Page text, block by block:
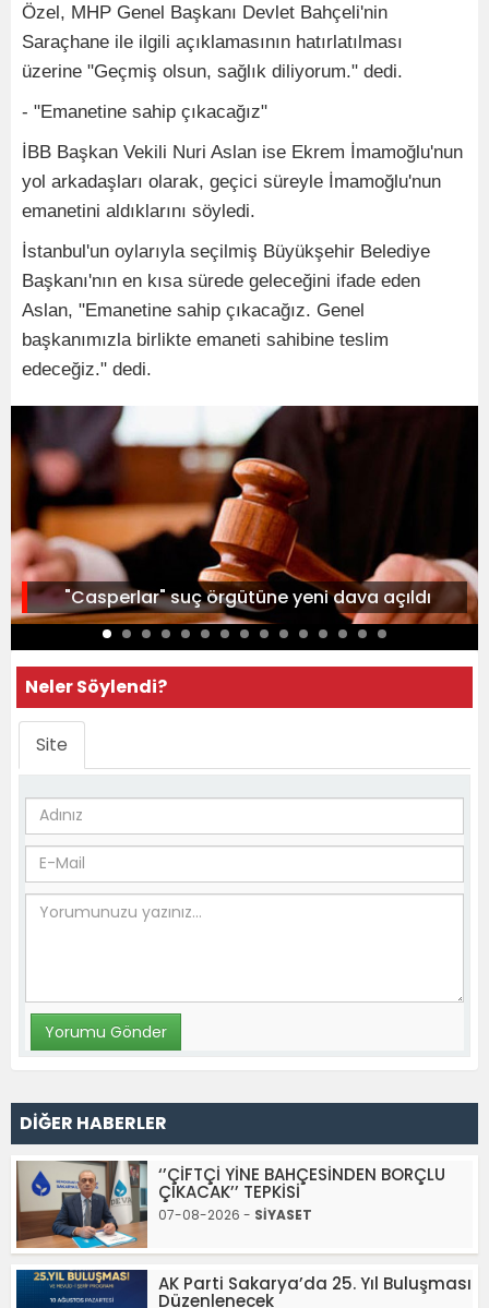
Özel, MHP Genel Başkanı Devlet Bahçeli'nin
Saraçhane ile ilgili açıklamasının hatırlatılması
üzerine "Geçmiş olsun, sağlık diliyorum." dedi.
- "Emanetine sahip çıkacağız"
İBB Başkan Vekili Nuri Aslan ise Ekrem İmamoğlu'nun
yol arkadaşları olarak, geçici süreyle İmamoğlu'nun
emanetini aldıklarını söyledi.
İstanbul'un oylarıyla seçilmiş Büyükşehir Belediye
Başkanı'nın en kısa sürede geleceğini ifade eden
Aslan, "Emanetine sahip çıkacağız. Genel
başkanımızla birlikte emaneti sahibine teslim
edeceğiz." dedi.
"Casperlar" suç örgütüne yeni dava açıldı
Neler Söylendi?
Site
DİĞER HABERLER
‘’ÇİFTÇİ YİNE BAHÇESİNDEN BORÇLU
ÇIKACAK’’ TEPKİSİ
07-08-2026 - SİYASET
AK Parti Sakarya’da 25. Yıl Buluşması
Düzenlenecek